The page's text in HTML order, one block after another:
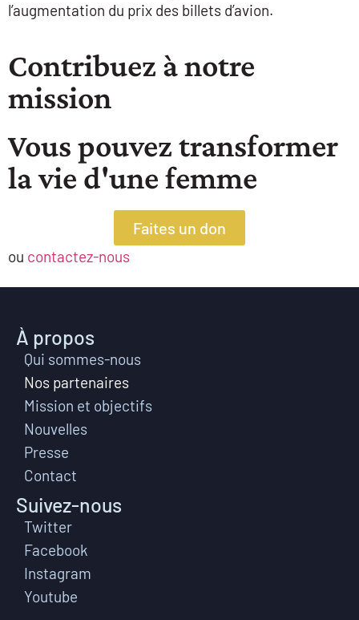
l’augmentation du prix des billets d’avion.
Contribuez à notre
mission
Vous pouvez transformer
la vie d'une femme
Faites un don
ou contactez-nous
À propos
Qui sommes-nous
Nos partenaires
Mission et objectifs
Nouvelles
Presse
Contact
Suivez-nous
Twitter
Facebook
Instagram
Youtube